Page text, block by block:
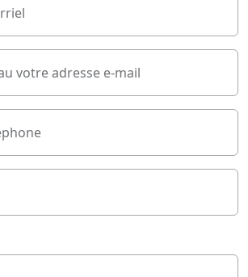
votre adresse e-mail